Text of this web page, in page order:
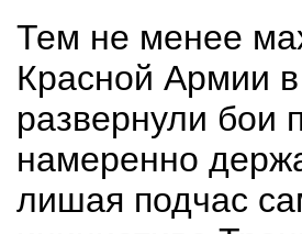
Тем не менее
Красной Армии в
развернули бои
намеренно
лишая подчас